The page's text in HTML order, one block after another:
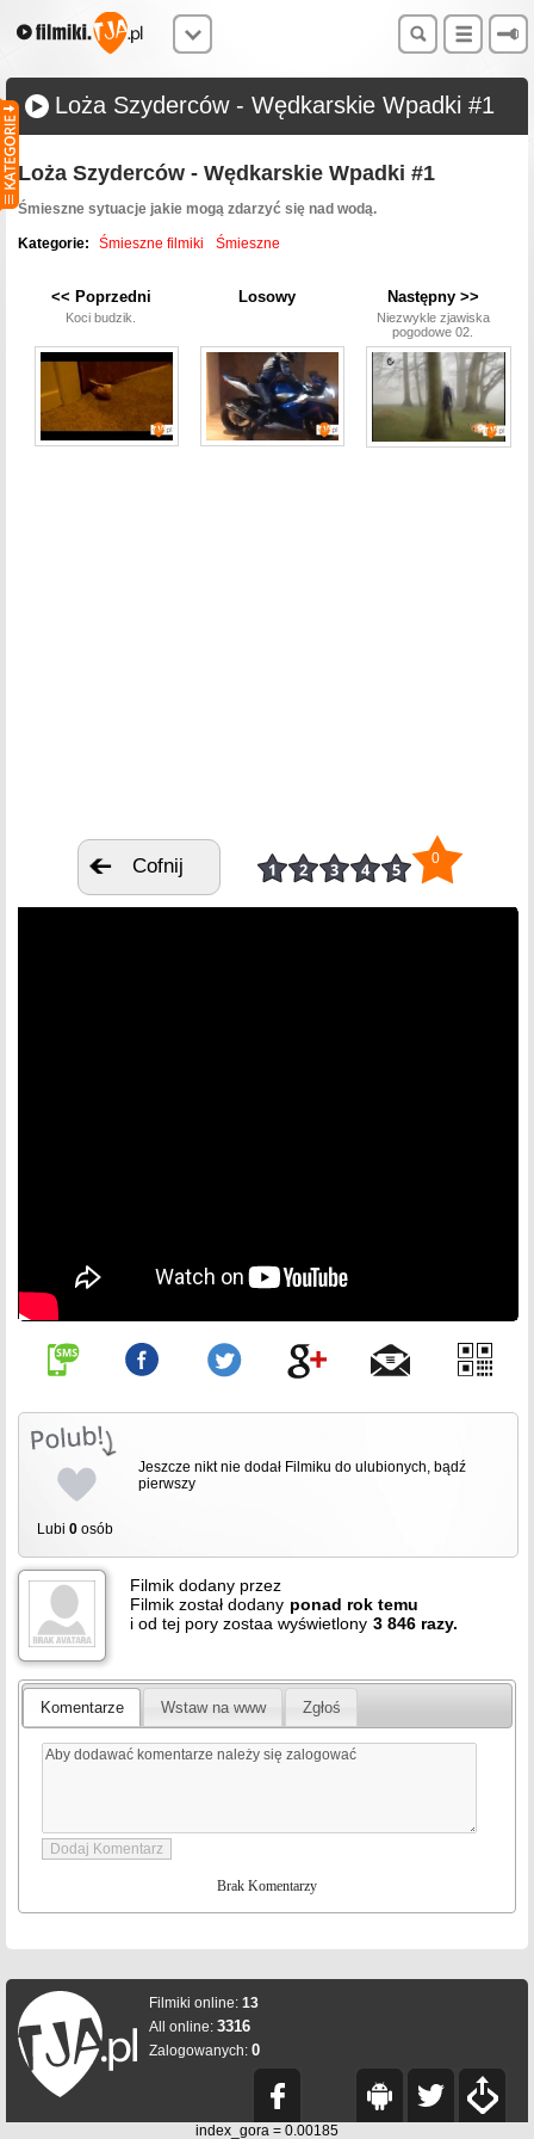
Loża Szyderców - Wędkarskie Wpadki #1
Loża Szyderców - Wędkarskie Wpadki #1
Śmieszne sytuacje jakie mogą zdarzyć się nad wodą.
Kategorie: Śmieszne filmiki Śmieszne
<< Poprzedni
Koci budzik.
Losowy Następny >>
Niezwykle zjawiska
pogodowe 02.
Cofnij 0
Lubi 0 osób
Jeszcze nikt nie dodał Filmiku do ulubionych, bądź
pierwszy
Filmik dodany przez
Filmik został dodany ponad rok temu
i od tej pory zostaa wyświetlony 3 846 razy.
Komentarze Wstaw na www Zgłoś
Brak Komentarzy
Filmiki online: 13
All online: 3316
Zalogowanych: 0
index_gora = 0.00185